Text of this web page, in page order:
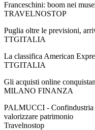
Franceschini: boom nei
TRAVELNOSTOP
Puglia oltre le previsioni,
TTGITALIA
La classifica American
TTGITALIA
Gli acquisti online
MILANO FINANZA
PALMUCCI - Confindustria
valorizzare patrimonio
Travelnostop